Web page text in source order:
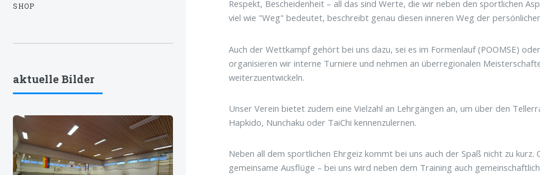
Respekt, Bescheidenheit – all das sind Werte, die wir neben den sportlichen
viel wie "Weg" bedeutet, beschreibt genau diesen inneren Weg der
Auch der Wettkampf gehört bei uns dazu, sei es im Formenlauf (POOMSE)
organisieren wir interne Turniere und nehmen an überregionalen
weiterzuentwickeln.
Unser Verein bietet zudem eine Vielzahl an Lehrgängen an, um über den
Hapkido, Nunchaku oder TaiChi kennenzulernen.
Neben all dem sportlichen Ehrgeiz kommt bei uns auch der Spaß nicht zu
gemeinsame Ausflüge – bei uns wird neben dem Training auch
SHOP
aktuelle Bilder